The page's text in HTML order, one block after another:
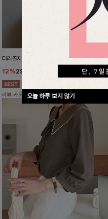
오늘 하루 보지 않기
더리골지 카라니트
12%29,900
리뷰 카운트 영역